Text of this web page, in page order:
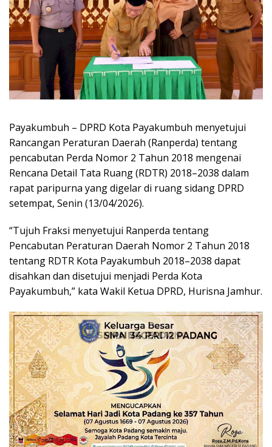
Payakumbuh – DPRD Kota Payakumbuh menyetujui
Rancangan Peraturan Daerah (Ranperda) tentang
pencabutan Perda Nomor 2 Tahun 2018 mengenai
Rencana Detail Tata Ruang (RDTR) 2018–2038 dalam
rapat paripurna yang digelar di ruang sidang DPRD
setempat, Senin (13/04/2026).
“Tujuh Fraksi menyetujui Ranperda tentang
Pencabutan Peraturan Daerah Nomor 2 Tahun 2018
tentang RDTR Kota Payakumbuh 2018–2038 dapat
disahkan dan disetujui menjadi Perda Kota
Payakumbuh,” kata Wakil Ketua DPRD, Hurisna Jamhur.